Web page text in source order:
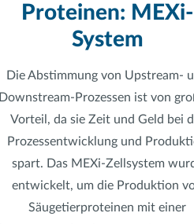
Proteinen: MEXi-
System
Die Abstimmung von Upstream-
Downstream-Prozessen ist von
Vorteil, da sie Zeit und Geld bei
Prozessentwicklung und
spart. Das MEXi-Zellsystem
entwickelt, um die Produktion
Säugetierproteinen mit einer